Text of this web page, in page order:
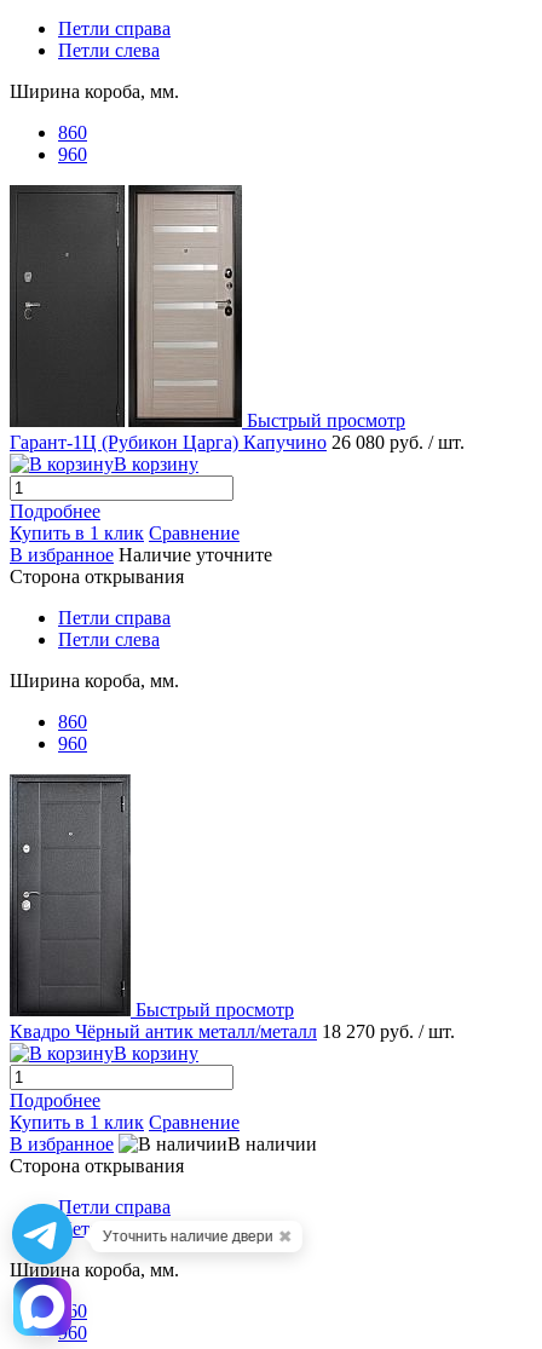
Петли справа
Петли слева
Ширина короба, мм.
860
960
Быстрый просмотр
Гарант-1Ц (Рубикон Царга) Капучино 26 080 руб. / шт.
В корзину
Подробнее
Купить в 1 клик Сравнение
В избранное Наличие уточните
Сторона открывания
Петли справа
Петли слева
Ширина короба, мм.
860
960
Быстрый просмотр
Квадро Чёрный антик металл/металл 18 270 руб. / шт.
В корзину
Подробнее
Купить в 1 клик Сравнение
В избранное
В наличии
Сторона открывания
Петли справа
Петли слева
Ширина короба, мм.
860
960
Уточнить наличие двери ✖